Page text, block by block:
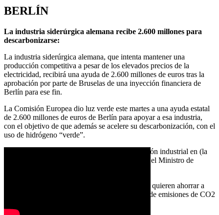
BERLÍN
La industria siderúrgica alemana recibe 2.600 millones para
descarbonizarse:
La industria siderúrgica alemana, que intenta mantener una
producción competitiva a pesar de los elevados precios de la
electricidad, recibirá una ayuda de 2.600 millones de euros tras la
aprobación por parte de Bruselas de una inyección financiera de
Berlín para ese fin.
La Comisión Europea dio luz verde este martes a una ayuda estatal
de 2.600 millones de euros de Berlín para apoyar a esa industria,
con el objetivo de que además se acelere su descarbonización, con el
uso de hidrógeno “verde”.
«Es una noticia muy buena para la transformación industrial en (la
región del) Sarre y en toda Alemania», subrayó el Ministro de
Según ese Ministerio, «las empresas [afectadas] quieren ahorrar a
medio plazo unos cuatro millones de toneladas de emisiones de CO2